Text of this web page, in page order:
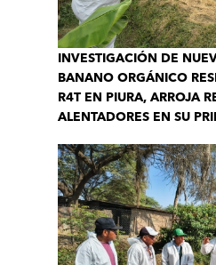
INVESTIGACIÓN DE
BANANO ORGÁNICO
R4T EN PIURA, ARROJA
ALENTADORES EN SU